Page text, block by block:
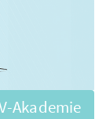
Akademie